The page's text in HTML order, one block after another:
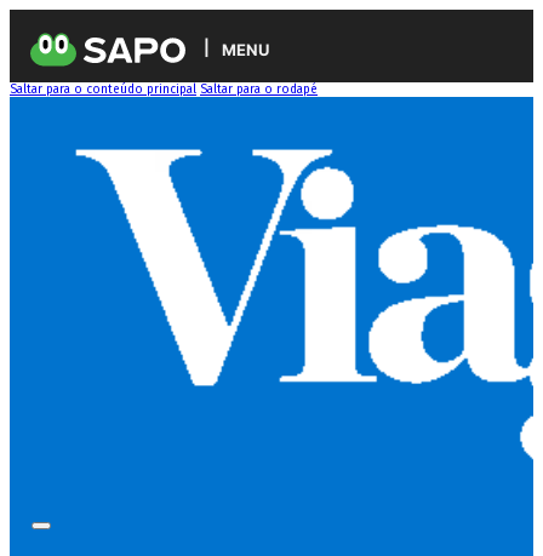
MENU
Saltar para o conteúdo principal Saltar para o rodapé